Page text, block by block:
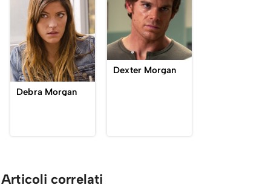
Debra Morgan
Dexter Morgan
Articoli correlati